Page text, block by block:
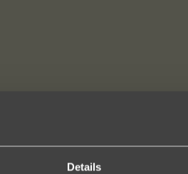
Details